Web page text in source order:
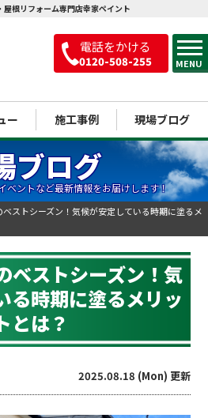
電話をかける
0120-508-255 MENU
根リフォーム専門店幸家ペイント
ー 施工事例 現場ブログ
ブログ
ベントなど最新情報をお届けします！
ストシーズン！気候が安定している時期に塗るメ
ベストシーズン！気
る時期に塗るメリッ
とは？
2025.08.18 (Mon) 更新